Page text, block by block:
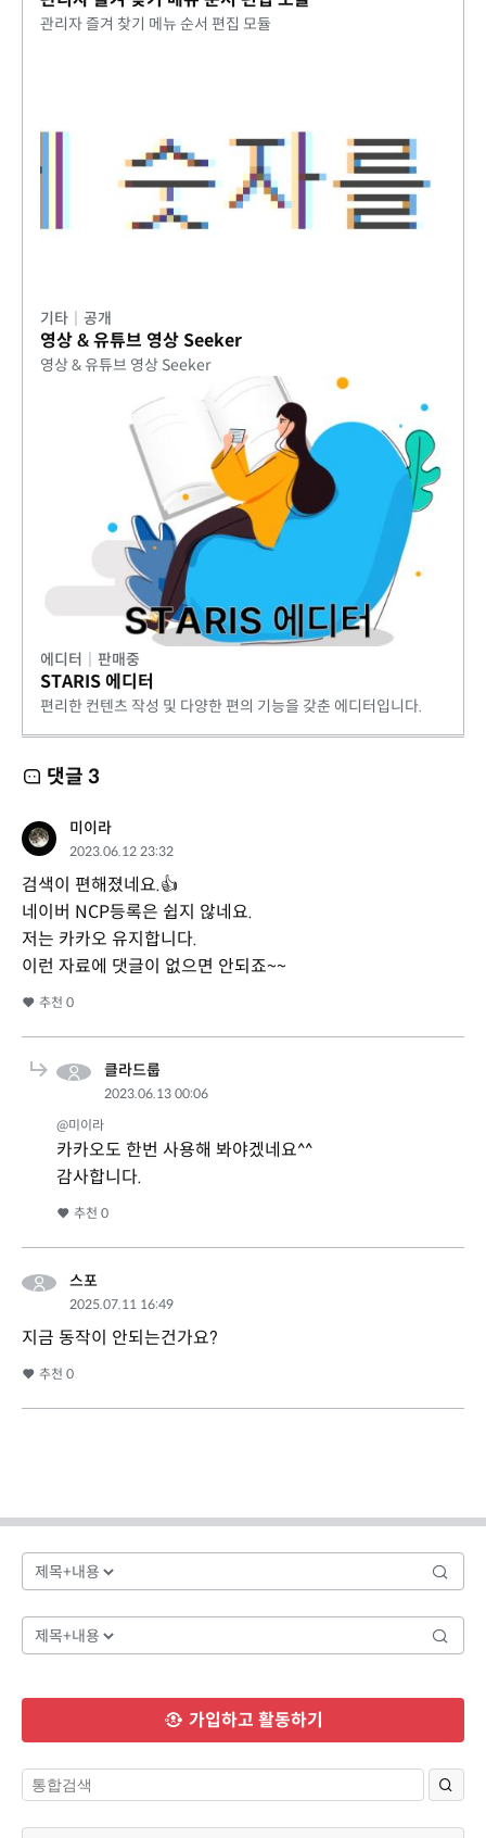
관리자 즐겨 찾기 메뉴 순서 편집 모듈
기타 공개
영상 & 유튜브 영상 Seeker
영상 & 유튜브 영상 Seeker
에디터 판매중
STARIS 에디터
편리한 컨텐츠 작성 및 다양한 편의 기능을 갖춘 에디터입니다.
댓글 3
미이라
2023.06.12 23:32
검색이 편해졌네요.👍
네이버 NCP등록은 쉽지 않네요.
저는 카카오 유지합니다.
이런 자료에 댓글이 없으면 안되죠~~
추천 0
클라드룹
2023.06.13 00:06
@미이라
카카오도 한번 사용해 봐야겠네요^^
감사합니다.
추천 0
스포
2025.07.11 16:49
지금 동작이 안되는건가요?
추천 0
가입하고 활동하기